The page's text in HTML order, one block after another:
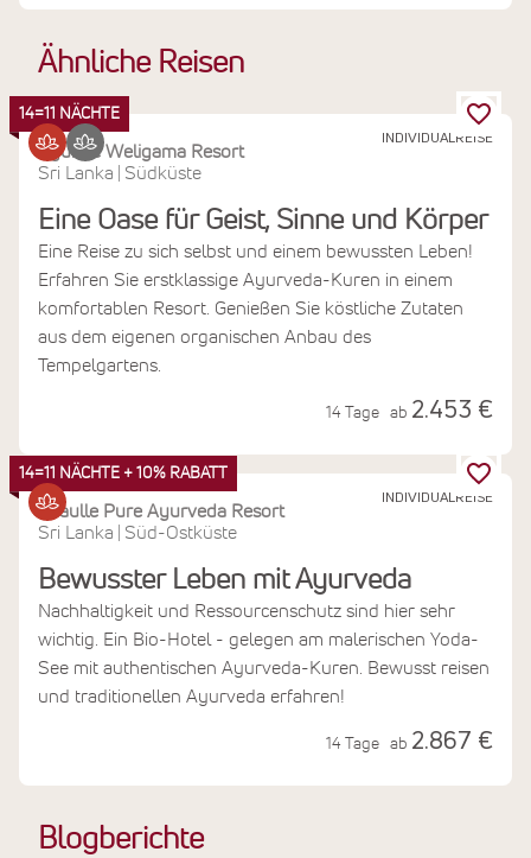
Blogberichte
Ähnliche Reisen
INDIVIDUALREISE
14=11 NÄCHTE
Ayurvie Weligama Resort
Sri Lanka
Südküste
Eine Oase für Geist, Sinne und Körper
Eine Reise zu sich selbst und einem bewussten Leben!
Erfahren Sie erstklassige Ayurveda-Kuren in einem
komfortablen Resort. Genießen Sie köstliche Zutaten
aus dem eigenen organischen Anbau des
Tempelgartens.
14 Tage ab 2.453 €
INDIVIDUALREISE
14=11 NÄCHTE + 10% RABATT
Thaulle Pure Ayurveda Resort
Sri Lanka
Süd-Ostküste
Bewusster Leben mit Ayurveda
Nachhaltigkeit und Ressourcenschutz sind hier sehr
wichtig. Ein Bio-Hotel - gelegen am malerischen Yoda-
See mit authentischen Ayurveda-Kuren. Bewusst reisen
und traditionellen Ayurveda erfahren!
14 Tage ab 2.867 €